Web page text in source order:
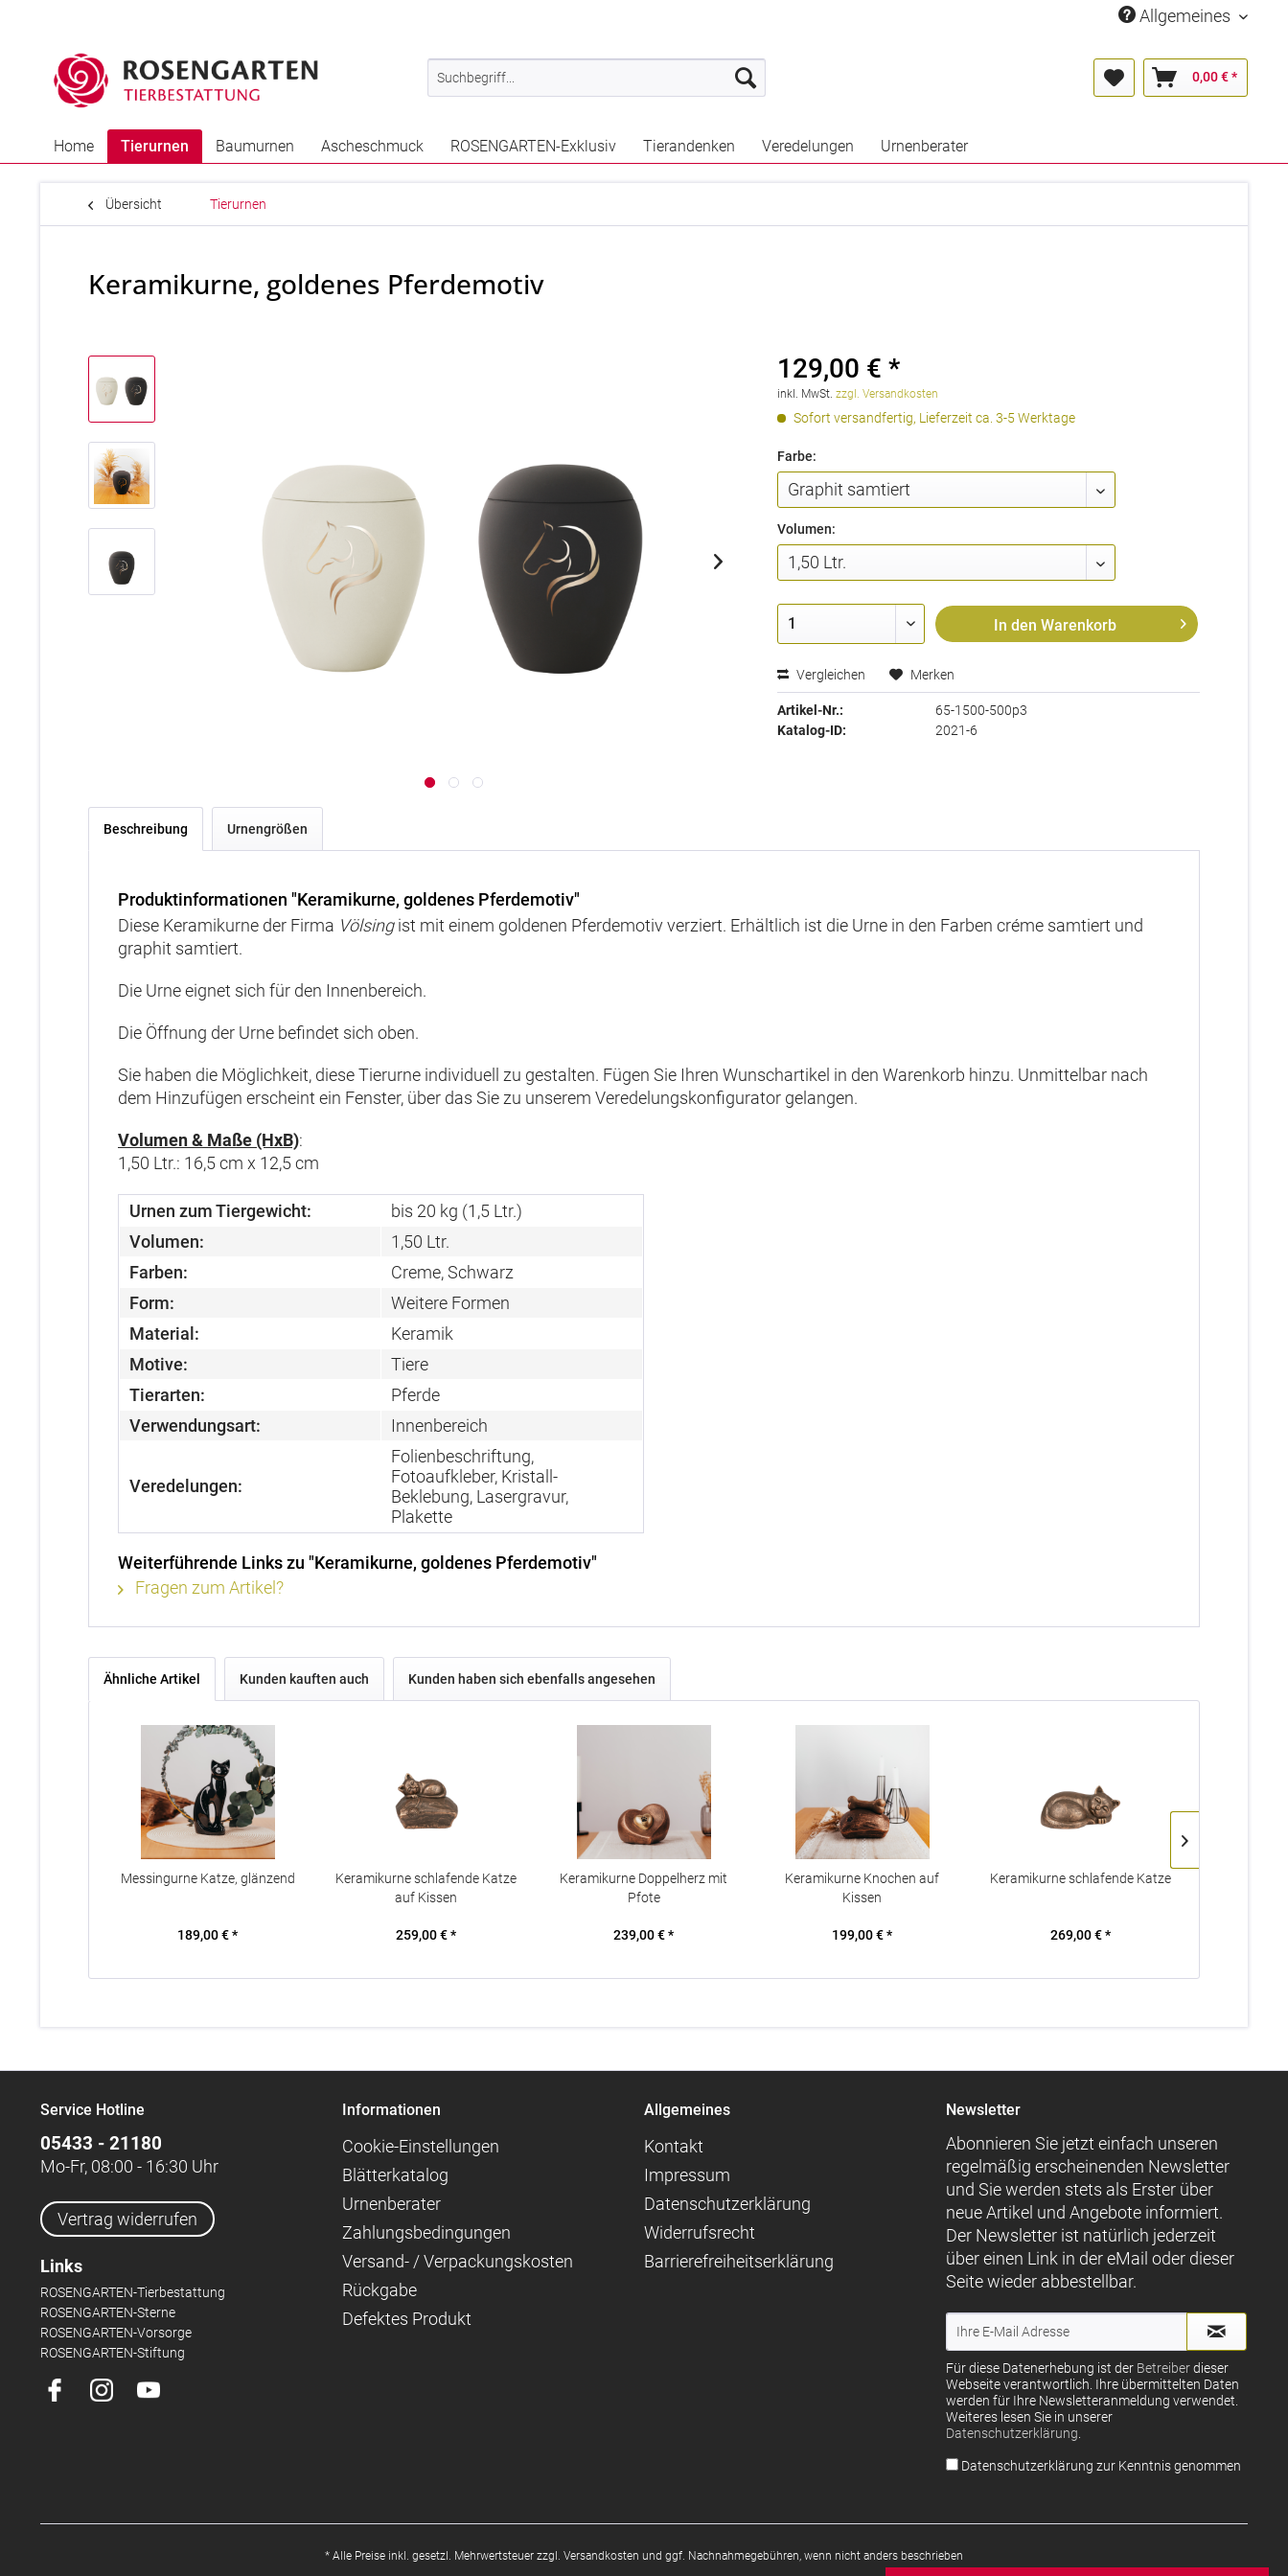
Allgemeines
0,00 € *
Home Tierurnen Baumurnen Ascheschmuck ROSENGARTEN-Exklusiv Tierandenken Veredelungen Urnenberater
Übersicht Tierurnen
Keramikurne, goldenes Pferdemotiv
129,00 € *
inkl. MwSt.zzgl. Versandkosten
Sofort versandfertig, Lieferzeit ca. 3-5 Werktage
Farbe:
Volumen:
In den Warenkorb
Vergleichen Merken
Artikel-Nr.:
65-1500-500p3
Katalog-ID:
2021-6
Beschreibung Urnengrößen
Produktinformationen "Keramikurne, goldenes Pferdemotiv"
Diese Keramikurne der Firma Völsingist mit einem goldenen Pferdemotiv verziert. Erhältlich ist die Urne in den Farben créme samtiert und
graphit samtiert.
Die Urne eignet sich für den Innenbereich.
Die Öffnung der Urne befindet sich oben.
Sie haben die Möglichkeit, diese Tierurne individuell zu gestalten. Fügen Sie Ihren Wunschartikel in den Warenkorb hinzu. Unmittelbar nach
dem Hinzufügen erscheint ein Fenster, über das Sie zu unserem Veredelungskonfigurator gelangen.
Volumen & Maße (HxB):
1,50 Ltr.: 16,5 cm x 12,5 cm
Urnen zum Tiergewicht:
bis 20 kg (1,5 Ltr.)
Volumen:
1,50 Ltr.
Farben:
Creme, Schwarz
Form:
Weitere Formen
Material:
Keramik
Motive:
Tiere
Tierarten:
Pferde
Verwendungsart:
Innenbereich
Veredelungen:
Folienbeschriftung,
Fotoaufkleber, Kristall-
Beklebung, Lasergravur,
Plakette
Weiterführende Links zu "Keramikurne, goldenes Pferdemotiv"
Fragen zum Artikel?
Ähnliche Artikel Kunden kauften auch Kunden haben sich ebenfalls angesehen
Messingurne Katze, glänzend
189,00 € *
Keramikurne schlafende Katze
auf Kissen
259,00 € *
Keramikurne Doppelherz mit
Pfote
239,00 € *
Keramikurne Knochen auf
Kissen
199,00 € *
Keramikurne schlafende Katze
269,00 € *
Service Hotline
05433 - 21180
Mo-Fr, 08:00 - 16:30 Uhr
Vertrag widerrufen
Links
ROSENGARTEN-Tierbestattung
ROSENGARTEN-Sterne
ROSENGARTEN-Vorsorge
ROSENGARTEN-Stiftung
Informationen
Cookie-Einstellungen
Blätterkatalog
Urnenberater
Zahlungsbedingungen
Versand- / Verpackungskosten
Rückgabe
Defektes Produkt
Allgemeines
Kontakt
Impressum
Datenschutzerklärung
Widerrufsrecht
Barrierefreiheitserklärung
Newsletter
Abonnieren Sie jetzt einfach unseren
regelmäßig erscheinenden Newsletter
und Sie werden stets als Erster über
neue Artikel und Angebote informiert.
Der Newsletter ist natürlich jederzeit
über einen Link in der eMail oder dieser
Seite wieder abbestellbar.
Für diese Datenerhebung ist der Betreiberdieser
Webseite verantwortlich. Ihre übermittelten Daten
werden für Ihre Newsletteranmeldung verwendet.
Weiteres lesen Sie in unserer
Datenschutzerklärung.
Datenschutzerklärung zur Kenntnis genommen
* Alle Preise inkl. gesetzl. Mehrwertsteuer zzgl. Versandkosten und ggf. Nachnahmegebühren, wenn nicht anders beschrieben